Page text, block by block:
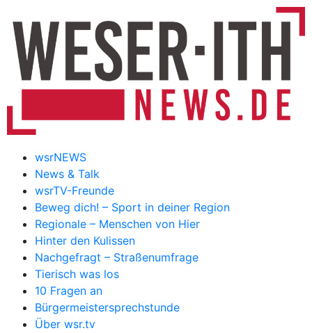
wsrNEWS
News & Talk
wsrTV-Freunde
Beweg dich! – Sport in deiner Region
Regionale – Menschen von Hier
Hinter den Kulissen
Nachgefragt – Straßenumfrage
Tierisch was los
10 Fragen an
Bürgermeistersprechstunde
Über wsr.tv